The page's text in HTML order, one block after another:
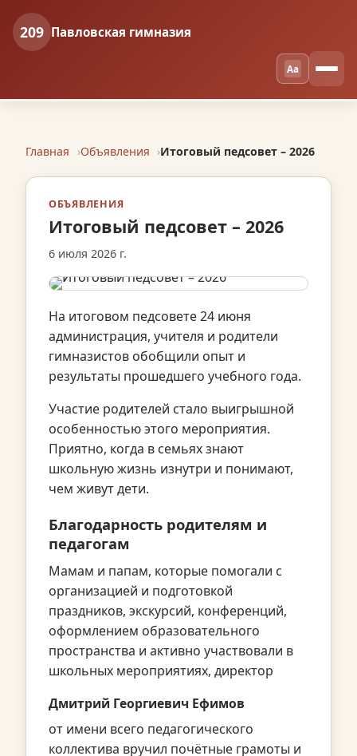
209 Павловская гимназия
Aa
Главная Объявления Итоговый педсовет – 2026
ОБЪЯВЛЕНИЯ
Итоговый педсовет – 2026
6 июля 2026 г.
На итоговом педсовете 24 июня
администрация, учителя и родители
гимназистов обобщили опыт и
результаты прошедшего учебного года.
Участие родителей стало выигрышной
особенностью этого мероприятия.
Приятно, когда в семьях знают
школьную жизнь изнутри и понимают,
чем живут дети.
Благодарность родителям и
педагогам
Мамам и папам, которые помогали с
организацией и подготовкой
праздников, экскурсий, конференций,
оформлением образовательного
пространства и активно участвовали в
школьных мероприятиях, директор
Дмитрий Георгиевич Ефимов
от имени всего педагогического
коллектива вручил почётные грамоты и